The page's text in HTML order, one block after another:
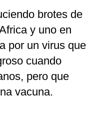
brotes de
y uno en
por un virus que
cuando
pero que
vacuna.